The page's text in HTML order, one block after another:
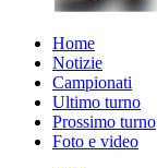
Home
Notizie
Campionati
Ultimo turno
Prossimo turno
Foto e video